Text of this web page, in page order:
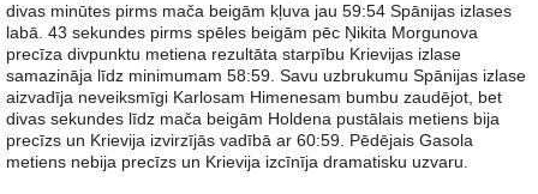
divas minūtes pirms mača beigām kļuva jau 59:54 Spānijas izlases
labā. 43 sekundes pirms spēles beigām pēc Ņikita Morgunova
precīza divpunktu metiena rezultāta starpību Krievijas izlase
samazināja līdz minimumam 58:59. Savu uzbrukumu Spānijas izlase
aizvadīja neveiksmīgi Karlosam Himenesam bumbu zaudējot, bet
divas sekundes līdz mača beigām Holdena pustālais metiens bija
precīzs un Krievija izvirzījās vadībā ar 60:59. Pēdējais Gasola
metiens nebija precīzs un Krievija izcīnīja dramatisku uzvaru.